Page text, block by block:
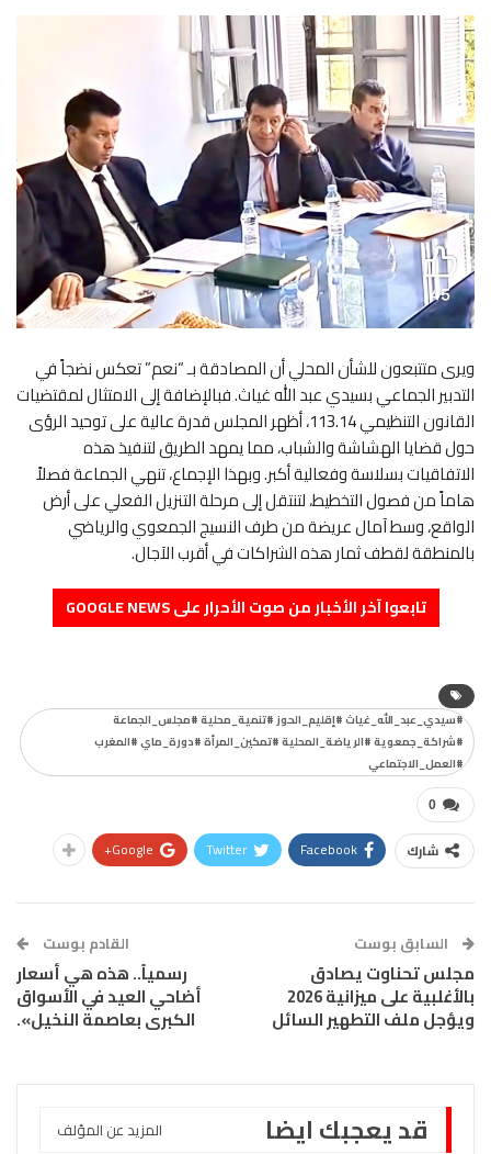
ويرى متتبعون للشأن المحلي أن المصادقة بـ “نعم” تعكس نضجاً في
التدبير الجماعي بسيدي عبد الله غياث. فبالإضافة إلى الامتثال لمقتضيات
القانون التنظيمي 113.14، أظهر المجلس قدرة عالية على توحيد الرؤى
حول قضايا الهشاشة والشباب، مما يمهد الطريق لتنفيذ هذه
الاتفاقيات بسلاسة وفعالية أكبر. وبهذا الإجماع، تنهي الجماعة فصلاً
هاماً من فصول التخطيط، لتنتقل إلى مرحلة التنزيل الفعلي على أرض
الواقع، وسط آمال عريضة من طرف النسيج الجمعوي والرياضي
بالمنطقة لقطف ثمار هذه الشراكات في أقرب الآجال.
تابعوا آخر الأخبار من صوت الأحرار على GOOGLE NEWS
#سيدي_عبد_الله_غياث #إقليم_الحوز #تنمية_محلية #مجلس_الجماعة
#شراكة_جمعوية #الرياضة_المحلية #تمكين_المرأة #دورة_ماي #المغرب
#العمل_الاجتماعي
0
شارك Facebook
Twitter
Google+
السابق بوست
مجلس تحناوت يصادق
بالأغلبية على ميزانية 2026
ويؤجل ملف التطهير السائل
القادم بوست
رسمياً.. هذه هي أسعار
أضاحي العيد في الأسواق
الكبرى بعاصمة النخيل».
قد يعجبك ايضا المزيد عن المؤلف